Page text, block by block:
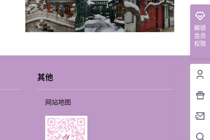
解锁
会员
权限
其他
网站地图